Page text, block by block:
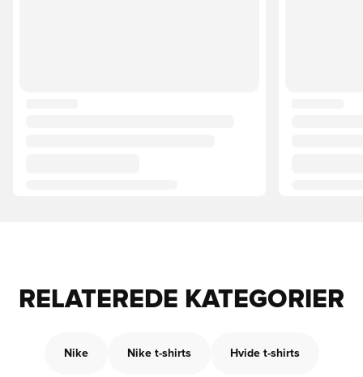
RELATEREDE KATEGORIER
Nike Nike t-shirts Hvide t-shirts